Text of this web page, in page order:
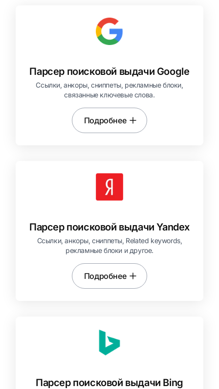
Парсер поисковой выдачи Google
Ссылки, анкоры, сниппеты, рекламные блоки,
связанные ключевые слова.
Подробнее
Парсер поисковой выдачи Yandex
Ссылки, анкоры, сниппеты, Related keywords,
рекламные блоки и другое.
Подробнее
Парсер поисковой выдачи Bing